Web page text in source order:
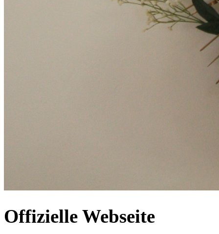
Offizielle Webseite